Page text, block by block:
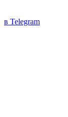
в Telegram